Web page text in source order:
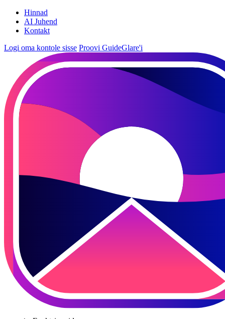
Hinnad
AI Juhend
Kontakt
Logi oma kontole sisse Proovi GuideGlare'i